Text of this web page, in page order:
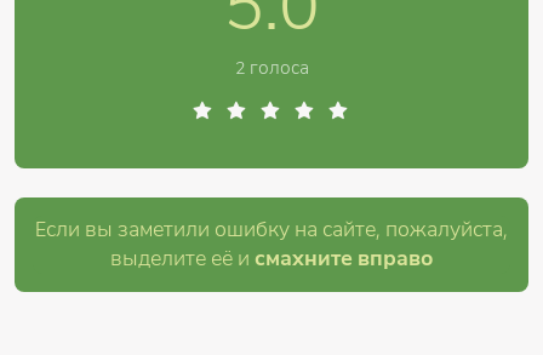
2 голоса
Если вы заметили ошибку на сайте, пожалуйста,
выделите её и смахните вправо